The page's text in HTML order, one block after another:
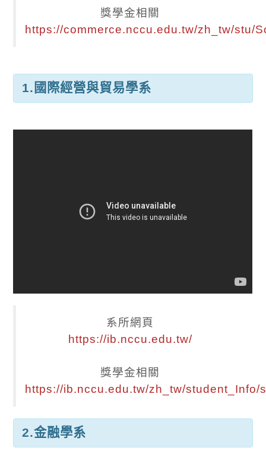
獎學金相關
https://commerce.nccu.edu.tw/zh_tw/stu/
1. 國際經營與貿易學系
系所網頁
https://ib.nccu.edu.tw/
獎學金相關
https://ib.nccu.edu.tw/zh_tw/student_Info/
2.金融學系